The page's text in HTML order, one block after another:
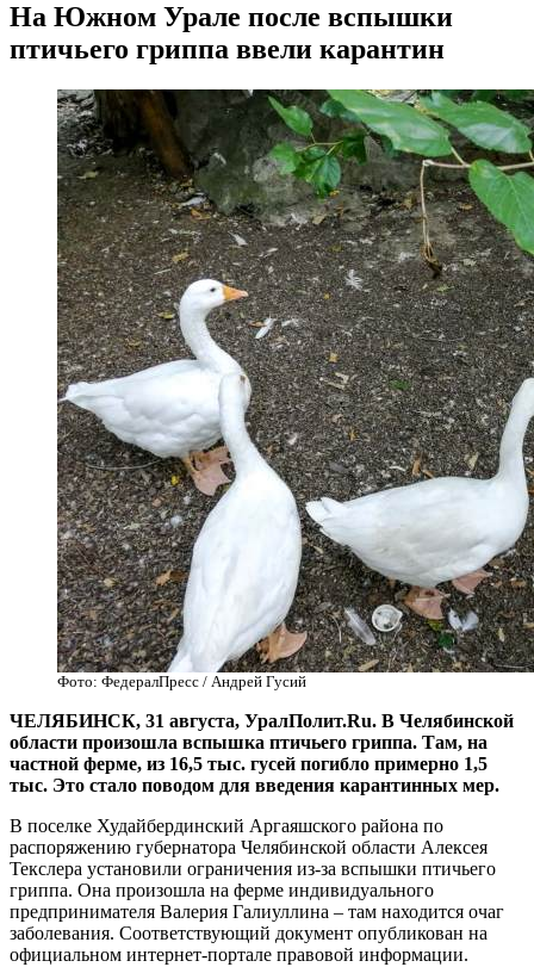
​На Южном Урале после вспышки
птичьего гриппа ввели карантин
Фото: ФедералПресс / Андрей Гусий
ЧЕЛЯБИНСК, 31 августа, УралПолит.Ru. В Челябинской
области произошла вспышка птичьего гриппа. Там, на
частной ферме, из 16,5 тыс. гусей погибло примерно 1,5
тыс. Это стало поводом для введения карантинных мер.
В поселке Худайбердинский Аргаяшского района по
распоряжению губернатора Челябинской области Алексея
Текслера установили ограничения из-за вспышки птичьего
гриппа. Она произошла на ферме индивидуального
предпринимателя Валерия Галиуллина – там находится очаг
заболевания. Соответствующий документ опубликован на
официальном интернет-портале правовой информации.